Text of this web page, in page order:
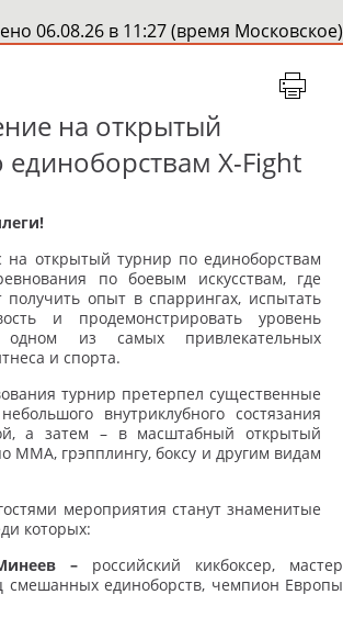
06.08.26 в 11:27 (время Московское)
на открытый
единоборствам X-Fight
на открытый турнир по единоборствам
по боевым искусствам, где
получить опыт в спаррингах, испытать
и продемонстрировать уровень
одном из самых привлекательных
и спорта.
турнир претерпел существенные
внутриклубного состязания
а затем – в масштабный открытый
ММА, грэпплингу, боксу и другим видам
мероприятия станут знаменитые
которых:
– российский кикбоксер, мастер
смешанных единоборств, чемпион Европы